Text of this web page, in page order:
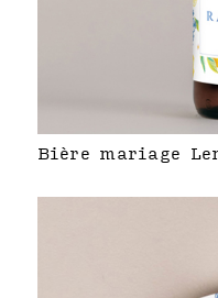
Bière mariage